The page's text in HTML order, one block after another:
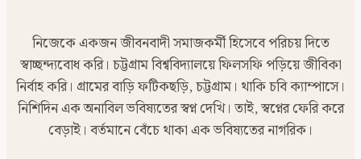
নিজেকে একজন জীবনবাদী সমাজকর্মী হিসেবে পরিচয় দিতে
স্বাচ্ছন্দ্যবোধ করি। চট্টগ্রাম বিশ্ববিদ্যালয়ে ফিলসফি পড়িয়ে জীবিকা
নির্বাহ করি। গ্রামের বাড়ি ফটিকছড়ি, চট্টগ্রাম। থাকি চবি ক্যাম্পাসে।
নিশিদিন এক অনাবিল ভবিষ্যতের স্বপ্ন দেখি। তাই, স্বপ্নের ফেরি করে
বেড়াই। বর্তমানে বেঁচে থাকা এক ভবিষ্যতের নাগরিক।